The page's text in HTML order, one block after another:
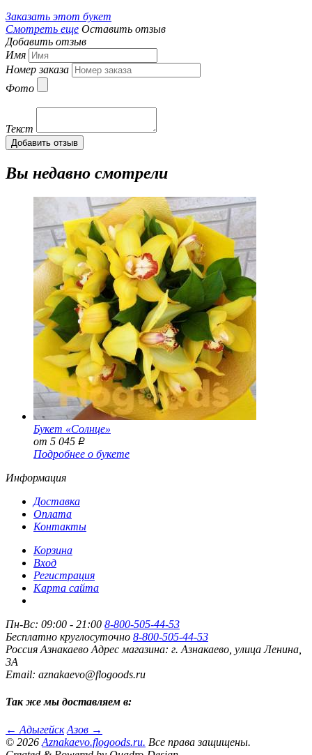
Заказать этот букет
Смотреть еще Оставить отзыв
Добавить отзыв
Имя
Номер заказа
Фото
Текст
Добавить отзыв
Вы недавно смотрели
Букет «Солнце»
от 5 045 Р
Подробнее о букете
Информация
Доставка
Оплата
Контакты
Корзина
Вход
Регистрация
Карта сайта
Пн-Вс: 09:00 - 21:00 8-800-505-44-53
Бесплатно круглосуточно 8-800-505-44-53
Россия Азнакаево Адрес магазина: г. Азнакаево, улица Ленина,
3А
Email: aznakaevo@flogoods.ru
Так же мы доставляем в:
← Адыгейск Азов →
© 2026 Aznakaevo.flogoods.ru. Все права защищены.